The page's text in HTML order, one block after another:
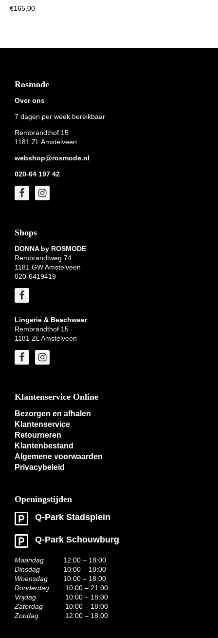
€165,00
Footer
Rosmode
Over ons
7 dagen per week bereikbaar
Rembrandthof 15
1181 ZL Amstelveen
webshop@rosmode.nl
020-64 197 42
Shops
DONNA by ROSMODE
Rembrandtweg 74
1181 GW Amstelveen
020-6419419
Lingerie & Beachwear
Rembrandthof 15
1181 ZL Amstelveen
Klantenservice Online
Bezorgen en afhalen
Klantenservice
Retourneren
Klantenbestand
Algemene voorwaarden
Privacybeleid
Openingstijden
Q-Park Stadsplein
Q-Park Schouwburg
Maandag
12:00 – 18:00
Dinsdag
10:00 – 18:00
Woensdag
10:00 – 18:00
Donderdag
10:00 – 21:00
Vrijdag
10:00 – 18:00
Zaterdag
10:00 – 18:00
Zondag
12:00 – 18:00